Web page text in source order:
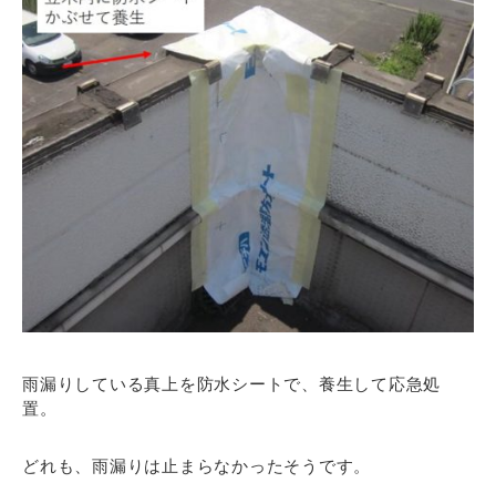
雨漏りしている真上を防水シートで、養生して応急処
置。
どれも、雨漏りは止まらなかったそうです。